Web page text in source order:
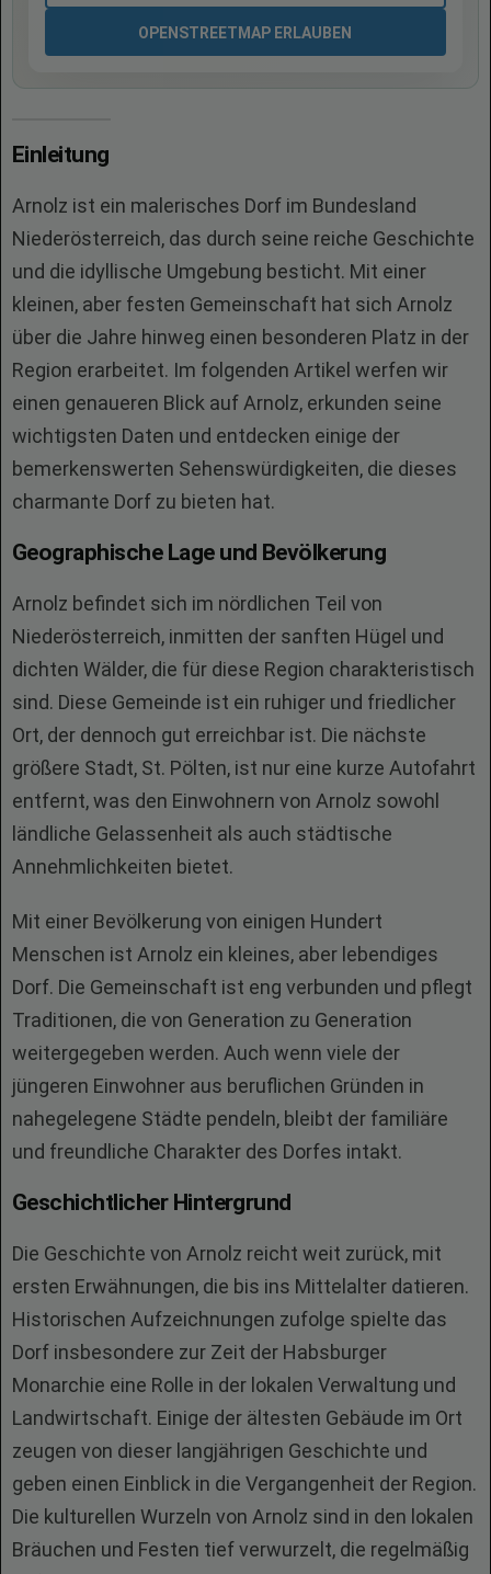
OPENSTREETMAP ERLAUBEN
Einleitung
Arnolz ist ein malerisches Dorf im Bundesland
Niederösterreich, das durch seine reiche Geschichte
und die idyllische Umgebung besticht. Mit einer
kleinen, aber festen Gemeinschaft hat sich Arnolz
über die Jahre hinweg einen besonderen Platz in der
Region erarbeitet. Im folgenden Artikel werfen wir
einen genaueren Blick auf Arnolz, erkunden seine
wichtigsten Daten und entdecken einige der
bemerkenswerten Sehenswürdigkeiten, die dieses
charmante Dorf zu bieten hat.
Geographische Lage und Bevölkerung
Arnolz befindet sich im nördlichen Teil von
Niederösterreich, inmitten der sanften Hügel und
dichten Wälder, die für diese Region charakteristisch
sind. Diese Gemeinde ist ein ruhiger und friedlicher
Ort, der dennoch gut erreichbar ist. Die nächste
größere Stadt, St. Pölten, ist nur eine kurze Autofahrt
entfernt, was den Einwohnern von Arnolz sowohl
ländliche Gelassenheit als auch städtische
Annehmlichkeiten bietet.
Mit einer Bevölkerung von einigen Hundert
Menschen ist Arnolz ein kleines, aber lebendiges
Dorf. Die Gemeinschaft ist eng verbunden und pflegt
Traditionen, die von Generation zu Generation
weitergegeben werden. Auch wenn viele der
jüngeren Einwohner aus beruflichen Gründen in
nahegelegene Städte pendeln, bleibt der familiäre
und freundliche Charakter des Dorfes intakt.
Geschichtlicher Hintergrund
Die Geschichte von Arnolz reicht weit zurück, mit
ersten Erwähnungen, die bis ins Mittelalter datieren.
Historischen Aufzeichnungen zufolge spielte das
Dorf insbesondere zur Zeit der Habsburger
Monarchie eine Rolle in der lokalen Verwaltung und
Landwirtschaft. Einige der ältesten Gebäude im Ort
zeugen von dieser langjährigen Geschichte und
geben einen Einblick in die Vergangenheit der Region.
Die kulturellen Wurzeln von Arnolz sind in den lokalen
Bräuchen und Festen tief verwurzelt, die regelmäßig